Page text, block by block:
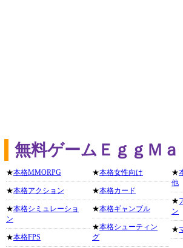
無料ゲームＥｇｇＭ
★本格MMORPG
★本格アクション
★本格シミュレーショ
ン
★本格FPS
★本格女性向け
★本格カード
★本格ギャンブル
★本格シューティン
グ
★
他
★
ン
★